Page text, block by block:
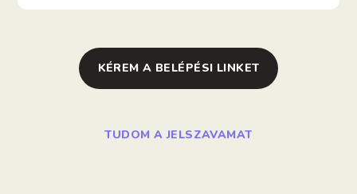
KÉREM A BELÉPÉSI LINKET
TUDOM A JELSZAVAMAT